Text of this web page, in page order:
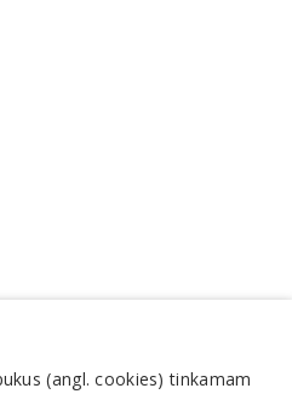
(angl. cookies) tinkamam